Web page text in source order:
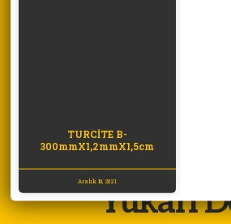
TURCİTE B-
300mmX1,2mmX1,5cm
Aralık 10, 2021
Yukarı